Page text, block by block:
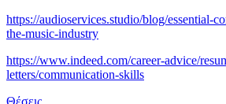
https://audioservices.studio/blog/essential-
the-music-industry
https://www.indeed.com/career-advice/
letters/communication-skills
Θέσεις